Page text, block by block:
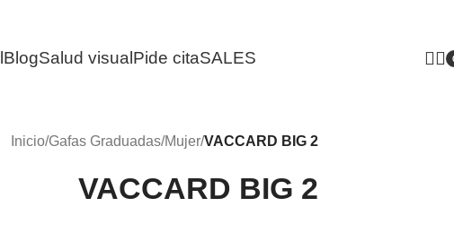
BlogSalud visual Pide citaSALES
Inicio/Gafas Graduadas/Mujer/VACCARD BIG 2
VACCARD BIG 2